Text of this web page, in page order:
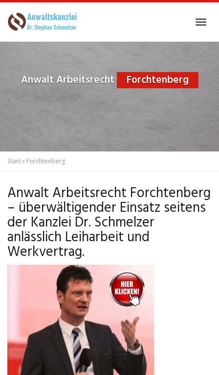
to
Anwalt Arbeitsrecht Forchtenberg
Start» Forchtenberg
Anwalt Arbeitsrecht Forchtenberg
– überwältigender Einsatz seitens
der Kanzlei Dr. Schmelzer
anlässlich Leiharbeit und
Werkvertrag.